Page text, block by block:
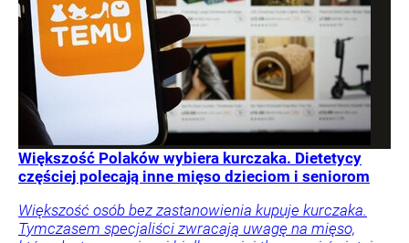
Większość Polaków wybiera kurczaka. Dietetycy
częściej polecają inne mięso dzieciom i seniorom
Większość osób bez zastanowienia kupuje kurczaka.
Tymczasem specjaliści zwracają uwagę na mięso,